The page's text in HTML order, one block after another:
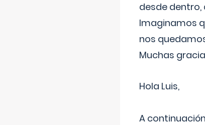
desde
Imaginamos
nos
Muchas
Hola Luis,
A